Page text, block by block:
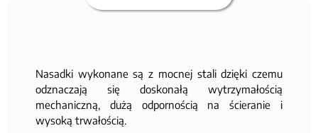
Nasadki wykonane są z mocnej stali dzięki czemu
odznaczają się doskonałą wytrzymałością
mechaniczną, dużą odpornością na ścieranie i
wysoką trwałością.